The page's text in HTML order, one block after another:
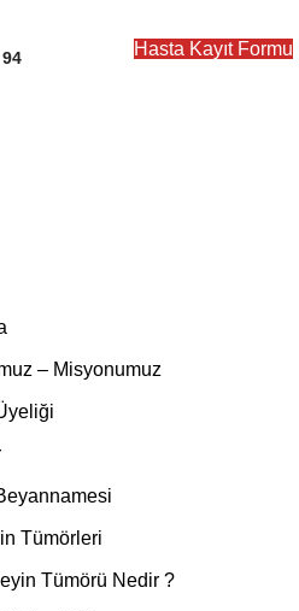
Hasta Kayıt Formu
– Misyonumuz
Tümörleri
Tümörü Nedir ?